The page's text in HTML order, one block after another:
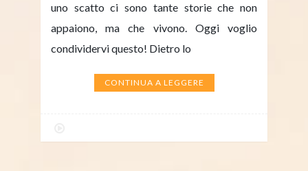
uno scatto ci sono tante storie che non
appaiono, ma che vivono. Oggi voglio
condividervi questo! Dietro lo
CONTINUA A LEGGERE